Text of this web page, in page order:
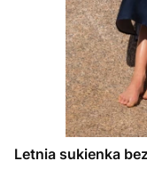
Letnia sukienka